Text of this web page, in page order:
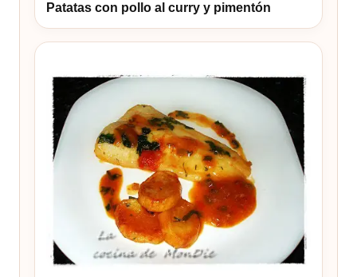
Patatas con pollo al curry y pimentón